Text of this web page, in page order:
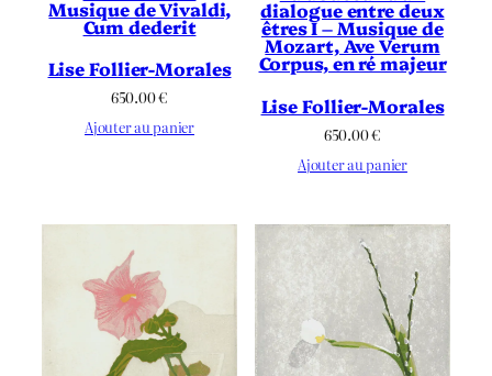
Musique de Vivaldi,
Cum dederit
Lise Follier-Morales
650.00€
Ajouter au panier
dialogue entre deux
êtres I – Musique de
Mozart, Ave Verum
Corpus, en ré majeur
Lise Follier-Morales
650.00€
Ajouter au panier